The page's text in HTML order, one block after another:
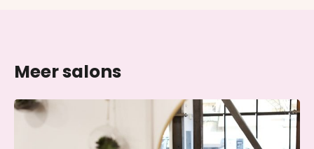
Meer salons